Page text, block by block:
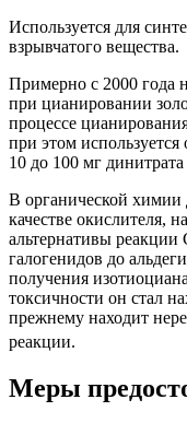
Используется для
взрывчатого вещества.
Примерно с 2000 года
при цианировании
процессе
при этом используется
10 до 100 мг
В органической химии
качестве окислителя,
альтернативы реакции
галогенидов до
получения
токсичности он стал
прежнему находит
реакции.
Меры